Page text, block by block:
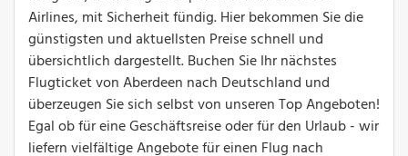
Airlines, mit Sicherheit fündig. Hier bekommen Sie die
günstigsten und aktuellsten Preise schnell und
übersichtlich dargestellt. Buchen Sie Ihr nächstes
Flugticket von Aberdeen nach Deutschland und
überzeugen Sie sich selbst von unseren Top Angeboten!
Egal ob für eine Geschäftsreise oder für den Urlaub - wir
liefern vielfältige Angebote für einen Flug nach